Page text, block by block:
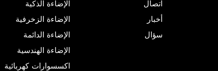
اتصال
أخبار
سؤال
الإضاءة الذكية
الإضاءة الزخرفية
الإضاءة الدائمة
الإضاءة الهندسية
اكسسوارات كهربائية